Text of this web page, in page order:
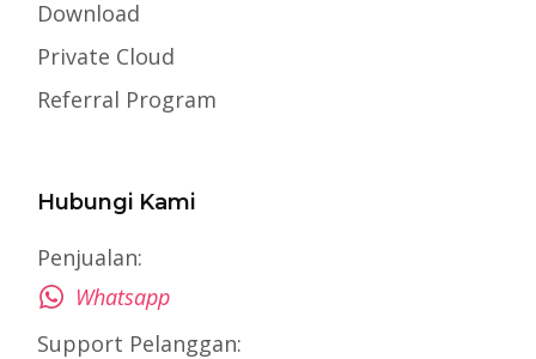
Download
Private Cloud
Referral Program
Hubungi Kami
Penjualan:
Whatsapp
Support Pelanggan: